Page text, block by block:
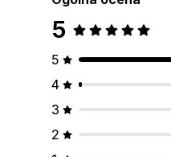
5
5
4
3
2